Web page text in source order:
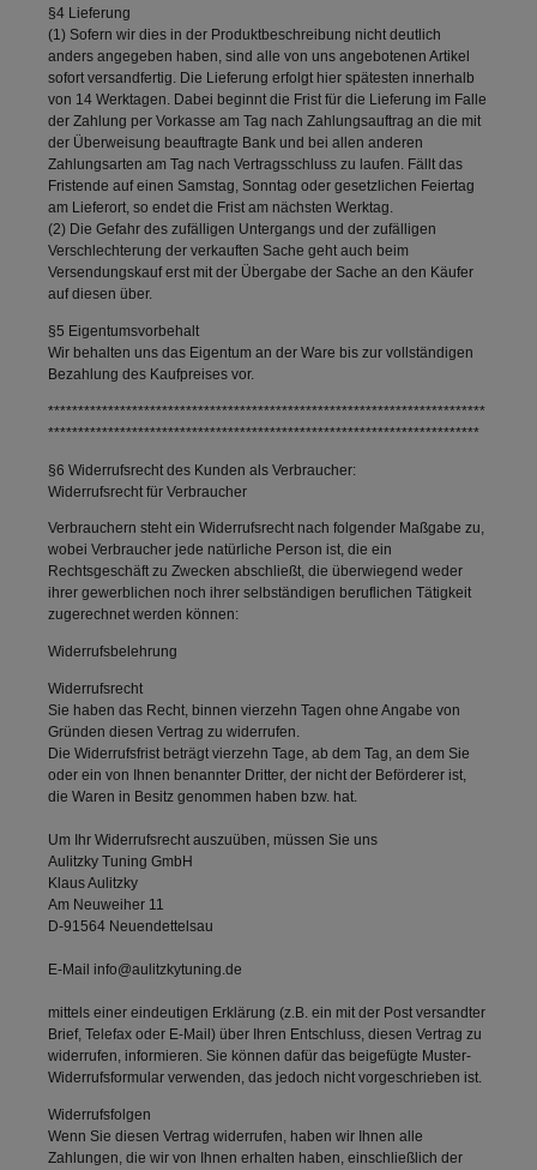
§4 Lieferung
(1) Sofern wir dies in der Produktbeschreibung nicht deutlich
anders angegeben haben, sind alle von uns angebotenen Artikel
sofort versandfertig. Die Lieferung erfolgt hier spätesten innerhalb
von 14 Werktagen. Dabei beginnt die Frist für die Lieferung im Falle
der Zahlung per Vorkasse am Tag nach Zahlungsauftrag an die mit
der Überweisung beauftragte Bank und bei allen anderen
Zahlungsarten am Tag nach Vertragsschluss zu laufen. Fällt das
Fristende auf einen Samstag, Sonntag oder gesetzlichen Feiertag
am Lieferort, so endet die Frist am nächsten Werktag.
(2) Die Gefahr des zufälligen Untergangs und der zufälligen
Verschlechterung der verkauften Sache geht auch beim
Versendungskauf erst mit der Übergabe der Sache an den Käufer
auf diesen über.
§5 Eigentumsvorbehalt
Wir behalten uns das Eigentum an der Ware bis zur vollständigen
Bezahlung des Kaufpreises vor.
*************************************************************************
************************************************************************
§6 Widerrufsrecht des Kunden als Verbraucher:
Widerrufsrecht für Verbraucher
Verbrauchern steht ein Widerrufsrecht nach folgender Maßgabe zu,
wobei Verbraucher jede natürliche Person ist, die ein
Rechtsgeschäft zu Zwecken abschließt, die überwiegend weder
ihrer gewerblichen noch ihrer selbständigen beruflichen Tätigkeit
zugerechnet werden können:
Widerrufsbelehrung
Widerrufsrecht
Sie haben das Recht, binnen vierzehn Tagen ohne Angabe von
Gründen diesen Vertrag zu widerrufen.
Die Widerrufsfrist beträgt vierzehn Tage, ab dem Tag, an dem Sie
oder ein von Ihnen benannter Dritter, der nicht der Beförderer ist,
die Waren in Besitz genommen haben bzw. hat.
Um Ihr Widerrufsrecht auszuüben, müssen Sie uns
Aulitzky Tuning GmbH
Klaus Aulitzky
Am Neuweiher 11
D-91564 Neuendettelsau
E-Mail info@aulitzkytuning.de
mittels einer eindeutigen Erklärung (z.B. ein mit der Post versandter
Brief, Telefax oder E-Mail) über Ihren Entschluss, diesen Vertrag zu
widerrufen, informieren. Sie können dafür das beigefügte Muster-
Widerrufsformular verwenden, das jedoch nicht vorgeschrieben ist.
Widerrufsfolgen
Wenn Sie diesen Vertrag widerrufen, haben wir Ihnen alle
Zahlungen, die wir von Ihnen erhalten haben, einschließlich der